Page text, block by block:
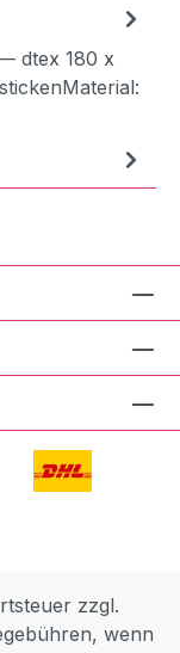
dtex 180 x
zzgl.
wenn